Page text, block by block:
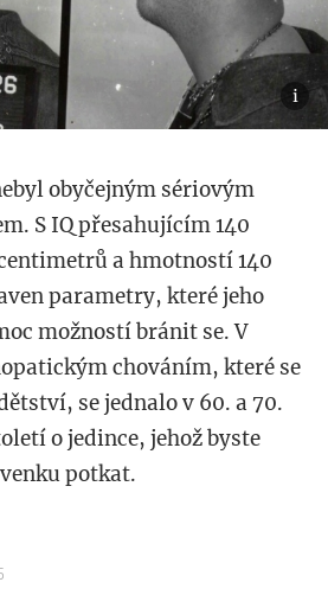
obyčejným sériovým
S IQ přesahujícím 140
a hmotností 140
parametry, které jeho
možností bránit se. V
chováním, které se
se jednalo v 60. a 70.
o jedince, jehož byste
potkat.